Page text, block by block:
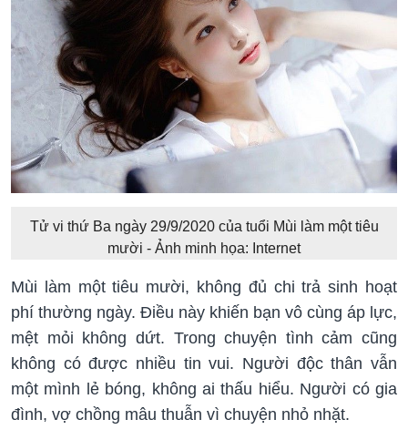
Tử vi thứ Ba ngày 29/9/2020 của tuổi Mùi làm một tiêu
mười - Ảnh minh họa: Internet
Mùi làm một tiêu mười, không đủ chi trả sinh hoạt
phí thường ngày. Điều này khiến bạn vô cùng áp lực,
mệt mỏi không dứt. Trong chuyện tình cảm cũng
không có được nhiều tin vui. Người độc thân vẫn
một mình lẻ bóng, không ai thấu hiểu. Người có gia
đình, vợ chồng mâu thuẫn vì chuyện nhỏ nhặt.